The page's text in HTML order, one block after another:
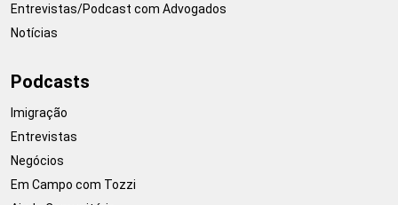
Entrevistas/Podcast com Advogados
Notícias
Podcasts
Imigração
Entrevistas
Negócios
Em Campo com Tozzi